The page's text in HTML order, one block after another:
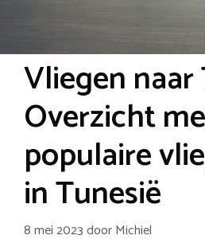
Vliegen naar
Overzicht
populaire
in Tunesië
8 mei 2023doorMichiel